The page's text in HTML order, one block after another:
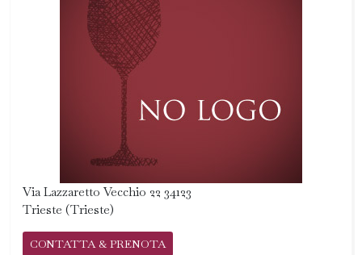
Via Lazzaretto Vecchio 22 34123
Trieste (Trieste)
CONTATTA & PRENOTA